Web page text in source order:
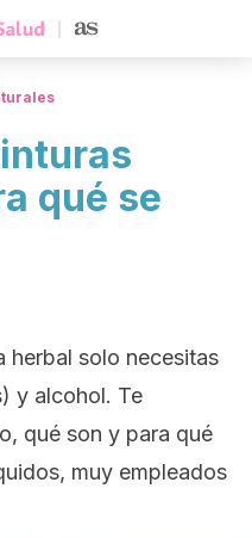
qué se
herbal solo necesitas
y alcohol. Te
qué son y para qué
muy empleados